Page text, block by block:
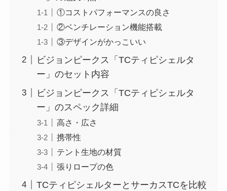
①コストパフォーマンスの良さ
②ベンチレーション機能搭載
③デザインがかっこいい
ビジョンピークス「TCティピシェルタ
ー」のセット内容
ビジョンピークス「TCティピシェルタ
ー」のスペック詳細
高さ・広さ
携帯性
テント生地の材質
張りロープの色
TCティピシェルターとサーカスTCを比較